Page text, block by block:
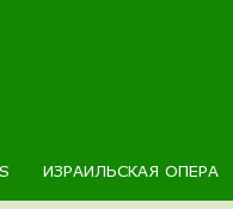
ИЗРАИЛЬСКАЯ ОПЕРА